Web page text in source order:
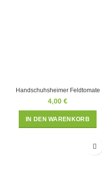
Handschuhsheimer Feldtomate
4,00 €
IN DEN WARENKORB